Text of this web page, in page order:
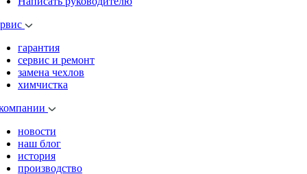
гарантия
сервис и ремонт
замена чехлов
химчистка
новости
наш блог
история
производство